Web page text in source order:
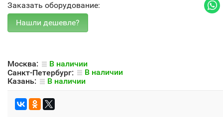
Заказать оборудование:
Москва:
В наличии
Санкт-Петербург:
В наличии
Казань:
В наличии